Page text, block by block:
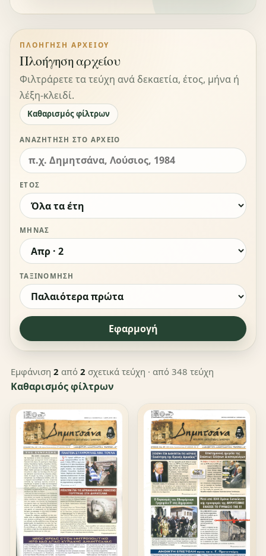
ΠΛΟΉΓΗΣΗ ΑΡΧΕΊΟΥ
Πλοήγηση αρχείου
Φιλτράρετε τα τεύχη ανά δεκαετία, έτος, μήνα ή
λέξη-κλειδί.
Καθαρισμός φίλτρων
ΑΝΑΖΉΤΗΣΗ ΣΤΟ ΑΡΧΕΊΟ
ΈΤΟΣ
ΜΉΝΑΣ
ΤΑΞΙΝΌΜΗΣΗ
Εφαρμογή
Εμφάνιση 2 από 2 σχετικά τεύχη · από 348 τεύχη
Καθαρισμός φίλτρων